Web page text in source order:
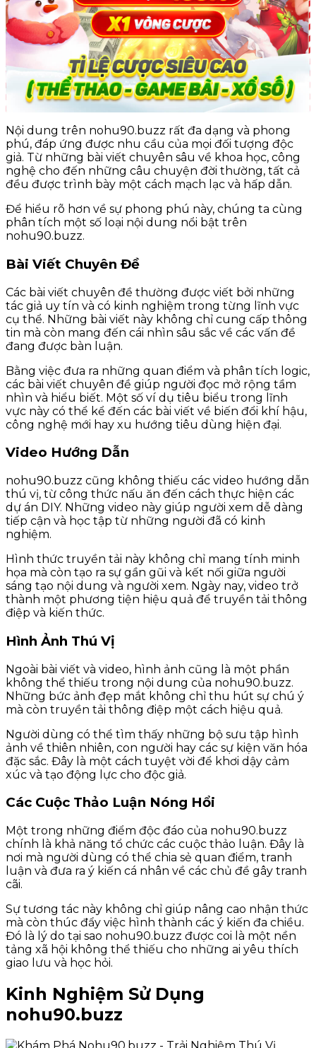
Nội dung trên nohu90.buzz rất đa dạng và phong
phú, đáp ứng được nhu cầu của mọi đối tượng độc
giả. Từ những bài viết chuyên sâu về khoa học, công
nghệ cho đến những câu chuyện đời thường, tất cả
đều được trình bày một cách mạch lạc và hấp dẫn.
Để hiểu rõ hơn về sự phong phú này, chúng ta cùng
phân tích một số loại nội dung nổi bật trên
nohu90.buzz.
Bài Viết Chuyên Đề
Các bài viết chuyên đề thường được viết bởi những
tác giả uy tín và có kinh nghiệm trong từng lĩnh vực
cụ thể. Những bài viết này không chỉ cung cấp thông
tin mà còn mang đến cái nhìn sâu sắc về các vấn đề
đang được bàn luận.
Bằng việc đưa ra những quan điểm và phân tích logic,
các bài viết chuyên đề giúp người đọc mở rộng tầm
nhìn và hiểu biết. Một số ví dụ tiêu biểu trong lĩnh
vực này có thể kể đến các bài viết về biến đổi khí hậu,
công nghệ mới hay xu hướng tiêu dùng hiện đại.
Video Hướng Dẫn
nohu90.buzz cũng không thiếu các video hướng dẫn
thú vị, từ công thức nấu ăn đến cách thực hiện các
dự án DIY. Những video này giúp người xem dễ dàng
tiếp cận và học tập từ những người đã có kinh
nghiệm.
Hình thức truyền tải này không chỉ mang tính minh
họa mà còn tạo ra sự gần gũi và kết nối giữa người
sáng tạo nội dung và người xem. Ngày nay, video trở
thành một phương tiện hiệu quả để truyền tải thông
điệp và kiến thức.
Hình Ảnh Thú Vị
Ngoài bài viết và video, hình ảnh cũng là một phần
không thể thiếu trong nội dung của nohu90.buzz.
Những bức ảnh đẹp mắt không chỉ thu hút sự chú ý
mà còn truyền tải thông điệp một cách hiệu quả.
Người dùng có thể tìm thấy những bộ sưu tập hình
ảnh về thiên nhiên, con người hay các sự kiện văn hóa
đặc sắc. Đây là một cách tuyệt vời để khơi dậy cảm
xúc và tạo động lực cho độc giả.
Các Cuộc Thảo Luận Nóng Hổi
Một trong những điểm độc đáo của nohu90.buzz
chính là khả năng tổ chức các cuộc thảo luận. Đây là
nơi mà người dùng có thể chia sẻ quan điểm, tranh
luận và đưa ra ý kiến cá nhân về các chủ đề gây tranh
cãi.
Sự tương tác này không chỉ giúp nâng cao nhận thức
mà còn thúc đẩy việc hình thành các ý kiến đa chiều.
Đó là lý do tại sao nohu90.buzz được coi là một nền
tảng xã hội không thể thiếu cho những ai yêu thích
giao lưu và học hỏi.
Kinh Nghiệm Sử Dụng
nohu90.buzz